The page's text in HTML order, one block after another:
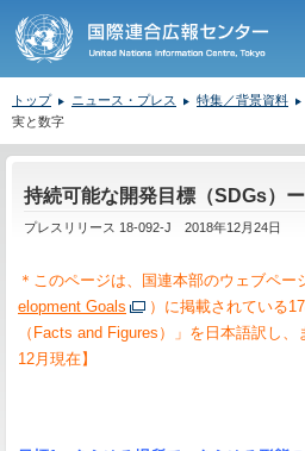
トップ ニュース・プレス 特集／背景資料
実と数字
持続可能な開発目標（SDGs）
プレスリリース 18-092-J 2018年12月24日
＊このページは、国連本部のウェブペー
elopment Goals
）に掲載されている
（Facts and Figures）」を日本語訳し
12月現在】